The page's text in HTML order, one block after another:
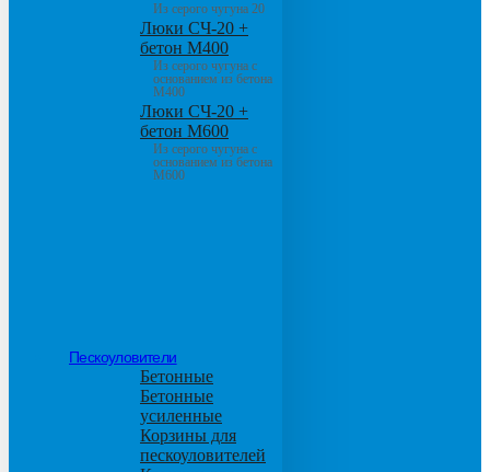
Из серого чугуна 20
Люки СЧ-20 +
бетон М400
Из серого чугуна с
основанием из бетона
М400
Люки СЧ-20 +
бетон М600
Из серого чугуна с
основанием из бетона
М600
Пескоуловители
Бетонные
Бетонные
усиленные
Корзины для
пескоуловителей